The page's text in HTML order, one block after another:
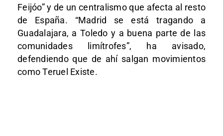
Feijóo” y de un centralismo que afecta al resto
de España. “Madrid se está tragando a
Guadalajara, a Toledo y a buena parte de las
comunidades limítrofes”, ha avisado,
defendiendo que de ahí salgan movimientos
como Teruel Existe.